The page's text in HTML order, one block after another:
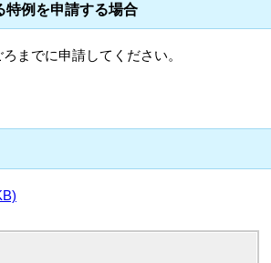
特例を申請する場合
までに申請してください。